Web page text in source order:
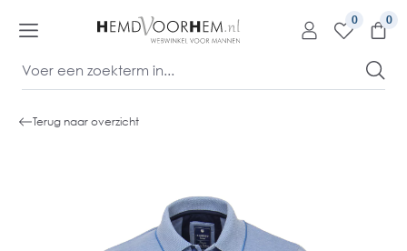
0
Terug naar overzicht